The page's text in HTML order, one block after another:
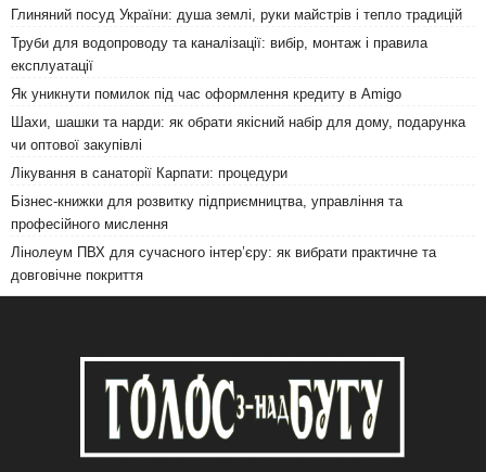
Глиняний посуд України: душа землі, руки майстрів і тепло традицій
Труби для водопроводу та каналізації: вибір, монтаж і правила
експлуатації
Як уникнути помилок під час оформлення кредиту в Amigo
Шахи, шашки та нарди: як обрати якісний набір для дому, подарунка
чи оптової закупівлі
Лікування в санаторії Карпати: процедури
Бізнес-книжки для розвитку підприємництва, управління та
професійного мислення
Лінолеум ПВХ для сучасного інтер’єру: як вибрати практичне та
довговічне покриття